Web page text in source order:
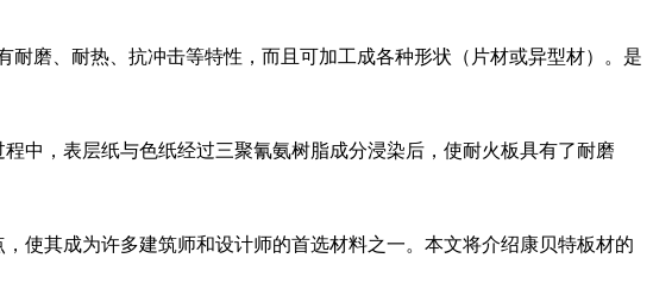
耐磨、耐热、抗冲击等特性，而且可加工成各种形状（片材或异型材）。是
中，表层纸与色纸经过三聚氰氨树脂成分浸染后，使耐火板具有了耐磨
，使其成为许多建筑师和设计师的首选材料之一。本文将介绍康贝特板材的